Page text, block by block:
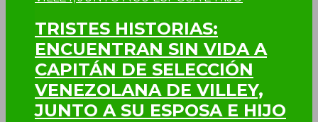
TRISTES HISTORIAS:
ENCUENTRAN SIN VIDA A
CAPITÁN DE SELECCIÓN
VENEZOLANA DE VILLEY,
JUNTO A SU ESPOSA E HIJO